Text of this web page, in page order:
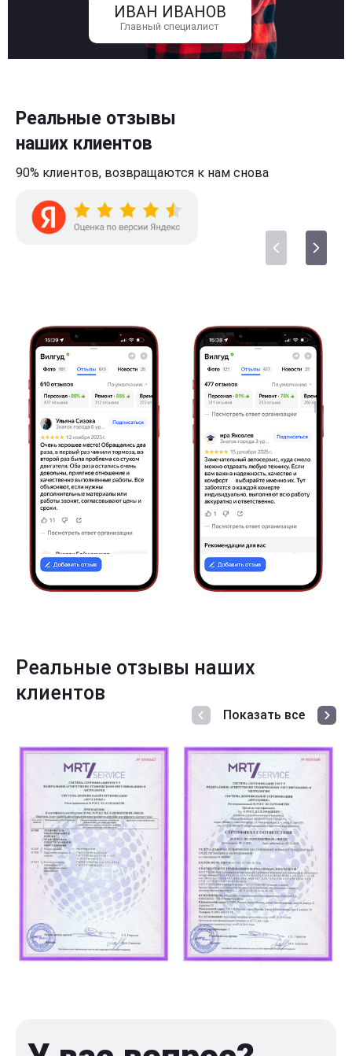
ИВАН ИВАНОВ
Главный специалист
Реальные отзывы
наших клиентов
90% клиентов, возвращаются к нам снова
Реальные отзывы наших
клиентов
Показать все